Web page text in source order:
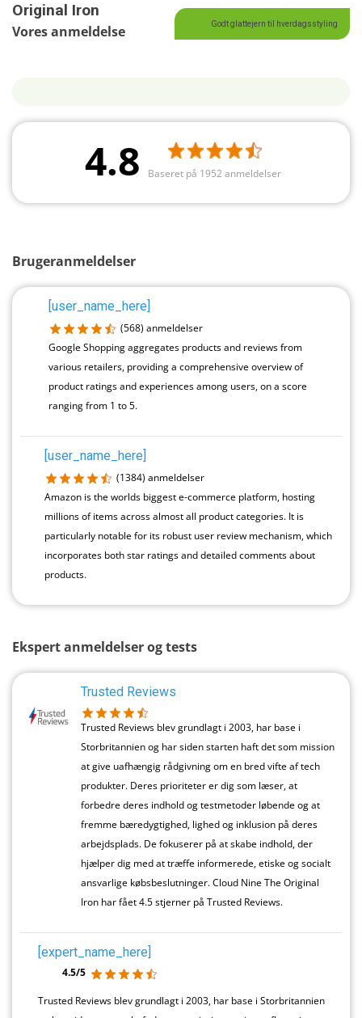
Original Iron
Vores anmeldelse Godt glattejern til hverdagsstyling
4.8 Baseret på 1952 anmeldelser
Brugeranmeldelser
[user_name_here]
(568)anmeldelser
Google Shopping aggregates products and reviews from
various retailers, providing a comprehensive overview of
product ratings and experiences among users, on a score
ranging from 1 to 5.
[user_name_here]
(1384)anmeldelser
Amazon is the worlds biggest e-commerce platform, hosting
millions of items across almost all product categories. It is
particularly notable for its robust user review mechanism, which
incorporates both star ratings and detailed comments about
products.
Ekspert anmeldelser og tests
Trusted Reviews
Trusted Reviews blev grundlagt i 2003, har base i
Storbritannien og har siden starten haft det som mission
at give uafhængig rådgivning om en bred vifte af tech
produkter. Deres prioriteter er dig som læser, at
forbedre deres indhold og testmetoder løbende og at
fremme bæredygtighed, lighed og inklusion på deres
arbejdsplads. De fokuserer på at skabe indhold, der
hjælper dig med at træffe informerede, etiske og socialt
ansvarlige købsbeslutninger. Cloud Nine The Original
Iron har fået 4.5 stjerner på Trusted Reviews.
[expert_name_here]
4.5/5
Trusted Reviews blev grundlagt i 2003, har base i Storbritannien